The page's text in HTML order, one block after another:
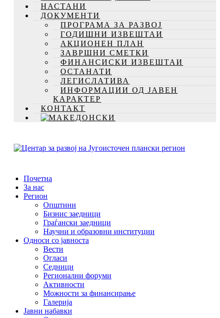
НАСТАНИ
ДОКУМЕНТИ
ПРОГРАМА ЗА РАЗВОЈ
ГОДИШНИ ИЗВЕШТАИ
АКЦИОНЕН ПЛАН
ЗАВРШНИ СМЕТКИ
ФИНАНСИСКИ ИЗВЕШТАИ
ОСТАНАТИ
ЛЕГИСЛАТИВА
ИНФОРМАЦИИ ОД ЈАВЕН
КАРАКТЕР
КОНТАКТ
Почетна
За нас
Регион
Општини
Бизнис заедници
Граѓански заедници
Научни и образовни институции
Односи со јавноста
Вести
Огласи
Седници
Регионални форуми
Активности
Можности за финансирање
Галерија
Јавни набавки